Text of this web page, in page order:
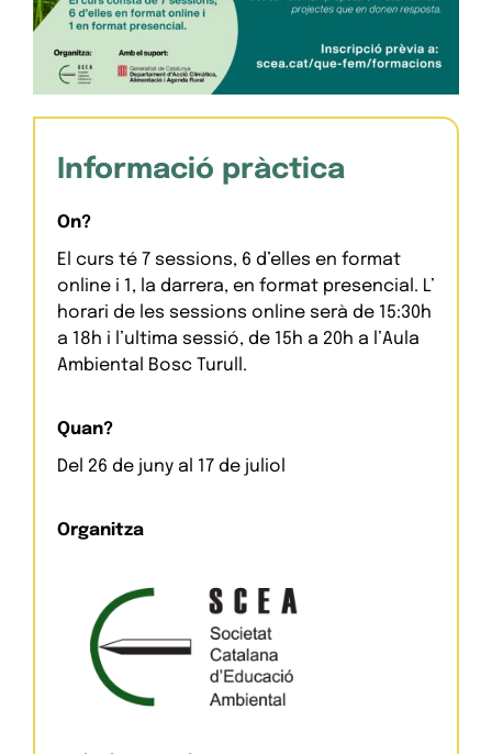
Informació pràctica
On?
El curs té 7 sessions, 6 d’elles en format
online i 1, la darrera, en format presencial. L’
horari de les sessions online serà de 15:30h
a 18h i l’ultima sessió, de 15h a 20h a l’Aula
Ambiental Bosc Turull.
Quan?
Del 26 de juny al 17 de juliol
Organitza